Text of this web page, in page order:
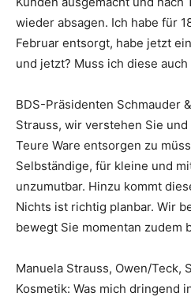
wieder absagen. Ich habe für
Februar entsorgt, habe jetzt
und jetzt? Muss ich diese
BDS-Präsidenten Schmauder
Strauss, wir verstehen Sie
Teure Ware entsorgen zu
Selbständige, für kleine und
unzumutbar. Hinzu kommt
Nichts ist richtig planbar. Wir
bewegt Sie momentan zudem
Manuela Strauss, Owen/Teck,
Kosmetik: Was mich dringend